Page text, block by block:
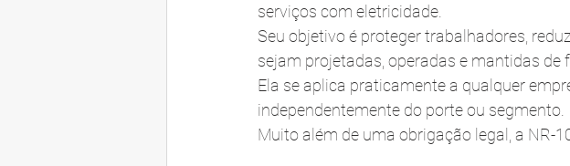
serviços com eletricidade.
Seu objetivo é proteger trabalhadores,
sejam projetadas, operadas e mantidas de
Ela se aplica praticamente a qualquer
independentemente do porte ou segmento.
Muito além de uma obrigação legal, a NR-